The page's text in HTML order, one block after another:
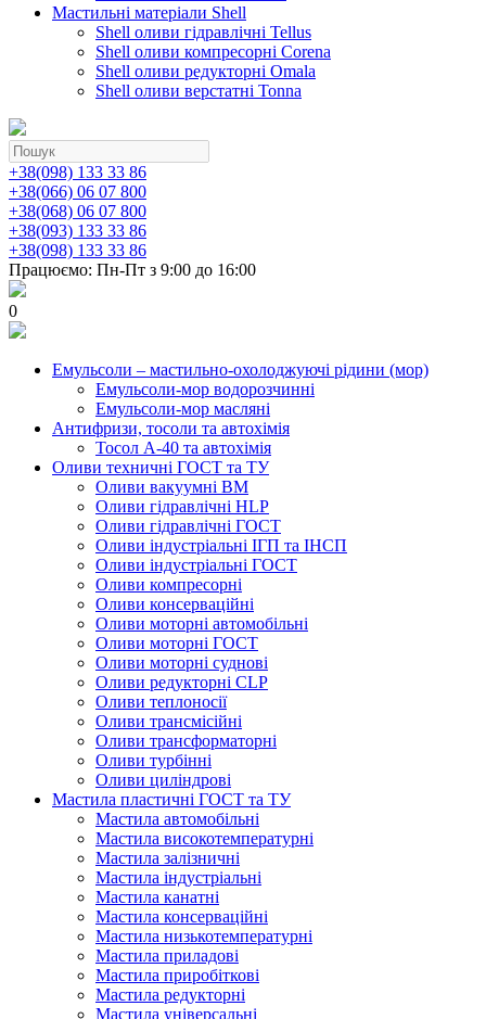
Мастильні матеріали Shell
Shell оливи гідравлічні Tellus
Shell оливи компресорні Corena
Shell оливи редукторні Omala
Shell оливи верстатні Tonna
+38(098) 133 33 86
+38(066) 06 07 800
+38(068) 06 07 800
+38(093) 133 33 86
+38(098) 133 33 86
Працюємо: Пн-Пт з 9:00 до 16:00
0
Емульсоли – мастильно-охолоджуючі рідини (мор)
Емульсоли-мор водорозчинні
Емульсоли-мор масляні
Антифризи, тосоли та автохімія
Тосол А-40 та автохімія
Оливи техничні ГОСТ та ТУ
Оливи вакуумні ВМ
Оливи гідравлічні HLP
Оливи гідравлічні ГОСТ
Оливи індустріальні ІГП та ІНСП
Оливи індустріальні ГОСТ
Оливи компресорні
Оливи консерваційні
Оливи моторні автомобільні
Оливи моторні ГОСТ
Оливи моторні суднові
Оливи редукторні CLP
Оливи теплоносії
Оливи трансмісійні
Оливи трансформаторні
Оливи турбінні
Оливи циліндрові
Мастила пластичні ГОСТ та ТУ
Мастила автомобільні
Мастила високотемпературні
Мастила залізничні
Мастила індустріальні
Мастила канатні
Мастила консерваційні
Мастила низькотемпературні
Мастила приладові
Мастила приробіткові
Мастила редукторні
Мастила універсальні